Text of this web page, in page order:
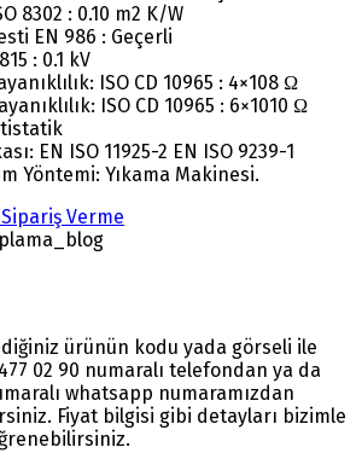
8302 : 0.10 m2 K/W
EN 986 : Geçerli
: 0.1 kV
ISO CD 10965 : 4×108 Ω
ISO CD 10965 : 6×1010 Ω
EN ISO 11925-2 EN ISO 9239-1
Yöntemi: Yıkama Makinesi.
Verme
ürünün kodu yada görseli ile
02 90 numaralı telefondan ya da
whatsapp numaramızdan
Fiyat bilgisi gibi detayları bizimle